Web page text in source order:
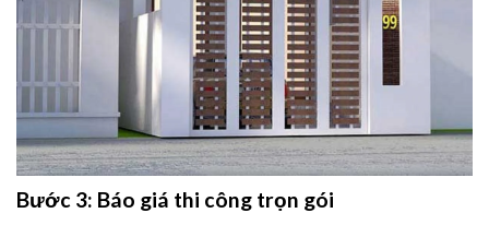
Bước 3: Báo giá thi công trọn gói